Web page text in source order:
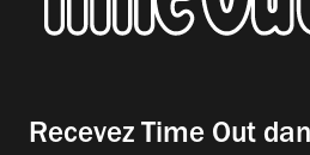
Recevez Time Out